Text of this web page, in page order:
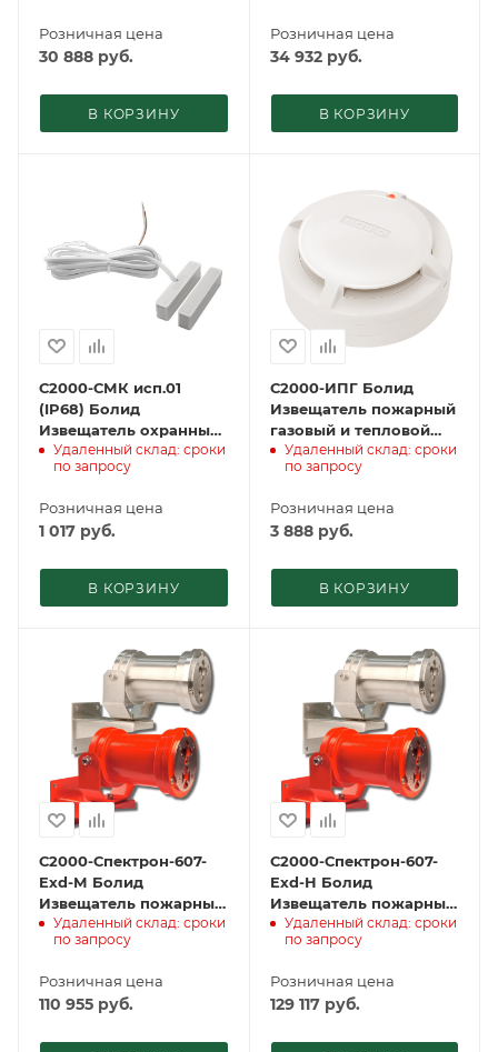
Розничная цена
30 888 руб.
В КОРЗИНУ
Розничная цена
34 932руб.
В КОРЗИНУ
С2000-СМК исп.01
(IP68) Болид
Извещатель охранный
магнитоконтактный
адресный
Удаленный склад: сроки
по запросу
Розничная цена
1 017 руб.
В КОРЗИНУ
С2000-ИПГ Болид
Извещатель пожарный
газовый и тепловой
максимально-
дифференциальный
Удаленный склад: сроки
по запросу
Розничная цена
3 888руб.
В КОРЗИНУ
С2000-Спектрон-607-
Exd-М Болид
Извещатель пожарный
пламени
взрывозащищенный
Удаленный склад: сроки
по запросу
Розничная цена
110 955 руб.
С2000-Спектрон-607-
Exd-Н Болид
Извещатель пожарный
пламени
взрывозащищенный
Удаленный склад: сроки
по запросу
Розничная цена
129 117руб.